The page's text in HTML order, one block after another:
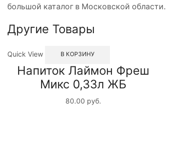
большой каталог в Московской области.
Другие Товары
Quick View В КОРЗИНУ
Напиток Лаймон Фреш
Микс 0,33л ЖБ
80.00 руб.